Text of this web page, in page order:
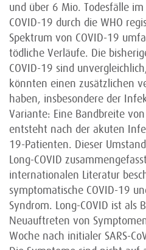
und über 6 Mio. Todesfälle
COVID-19 durch die WHO
Spektrum von COVID-19
tödliche Verläufe. Die
COVID-19 sind
könnten einen zusätzlichen
haben, insbesondere der
Variante: Eine Bandbreite
entsteht nach der akuten
19-Patienten. Dieser
Long-COVID
internationalen Literatur
symptomatische COVID-19
Syndrom. Long-COVID ist als
Neuauftreten von
Woche nach initialer SARS-